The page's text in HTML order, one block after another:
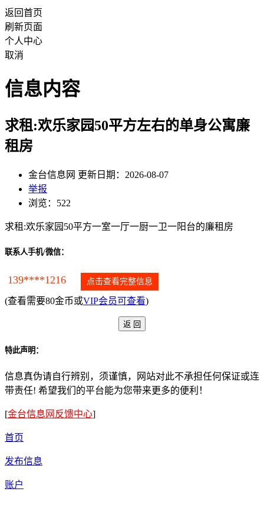
返回首页
刷新页面
个人中心
取消
信息内容
求租:欢乐家园50平方左右的单身公寓廉
租房
金台信息网 更新日期：2026-08-07
举报
浏览：522
求租:欢乐家园50平方一室一厅一厨一卫一阳台的廉租房
联系人手机/微信：
139****1216 点击查看完整信息
(查看需要80金币或VIP会员可查看)
特此声明：
信息真伪请自行辨别，须谨慎，网站对此不承担任何保证或连
带责任! 希望我们的平台能为您带来更多的便利！
[金台信息网反馈中心]
首页
发布信息
账户